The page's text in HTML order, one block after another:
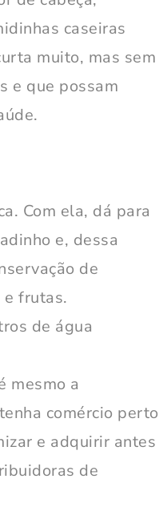
caseiras
muito, mas sem
e que possam
Com ela, dá para
e, dessa
de
e frutas.
de água
mesmo a
comércio perto
e adquirir antes
de